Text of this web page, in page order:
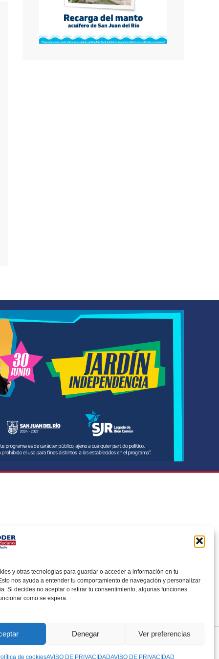
y otras tecnologías para guardar o acceder a información en tu
nos ayuda a entender tu comportamiento de navegación y personalizar
Si decides no aceptar o retirar tu consentimiento, algunas funciones
como se espera.
Denegar Ver preferencias
de cookiesAVISO DE PRIVACIDADAVISO DE PRIVACIDAD